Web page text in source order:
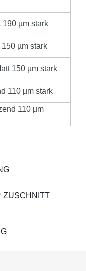
µm stark
190 µm stark
stark
µm stark
stark
150 µm stark
stark
110 µm stark
stark
110 µm
stark
innerhalb
ZUSCHNITT